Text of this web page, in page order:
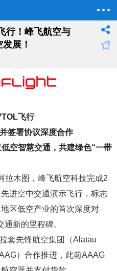
行！峰飞航空与
展！
飞行
签署协议深度合作
空智慧交通，共建绿色“一带
拉木图，峰飞航空科技完成2
进空中交通演示飞行，标志
区低空产业的首次深度对
通新的里程碑。
套先锋航空集团（Alatau
）合作推进，此前AAAG